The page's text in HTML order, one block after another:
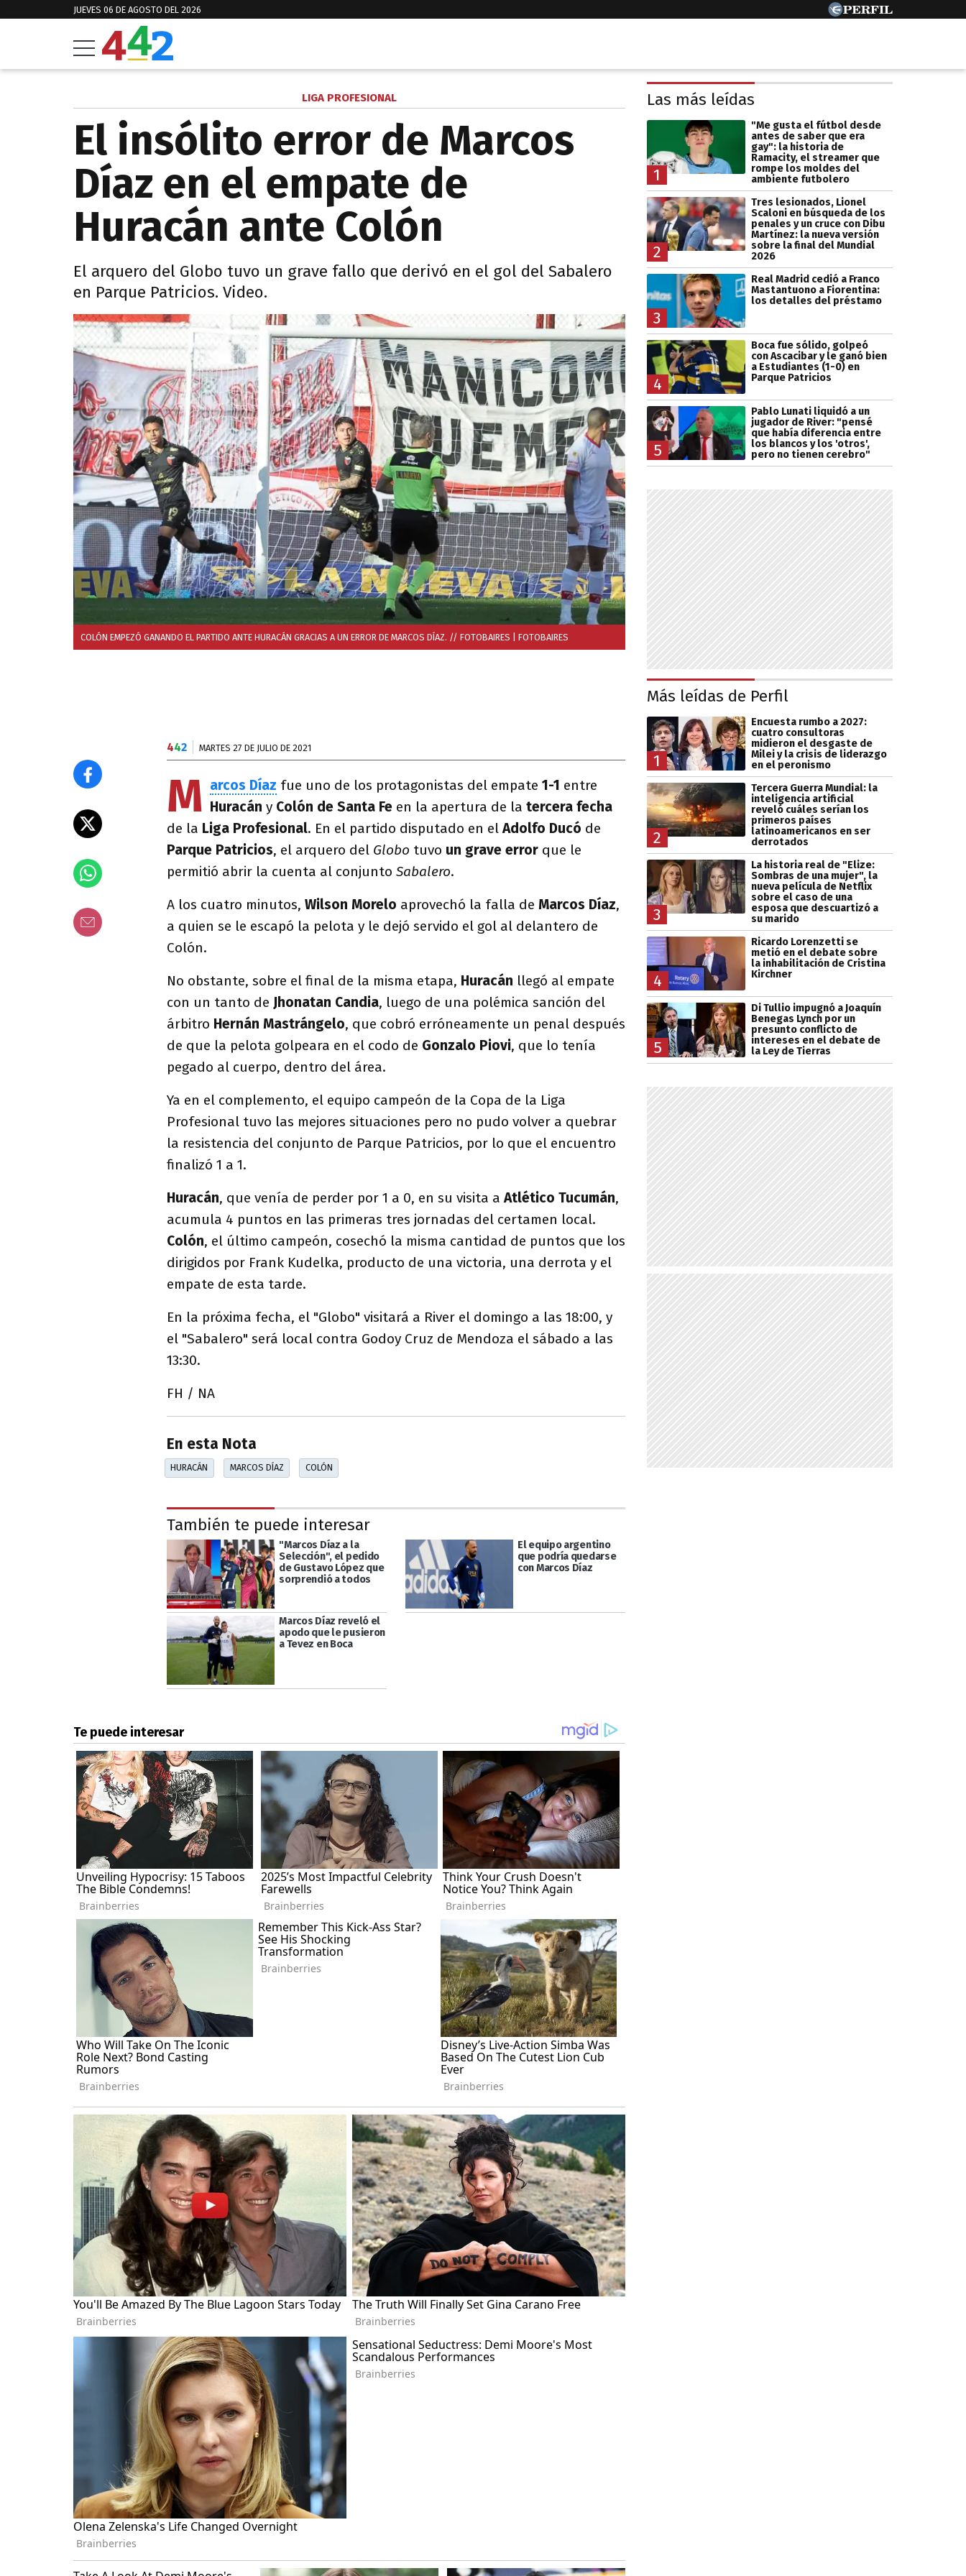
JUEVES 06 DE AGOSTO DEL 2026
LIGA PROFESIONAL
El insólito error de Marcos
Díaz en el empate de
Huracán ante Colón
El arquero del Globo tuvo un grave fallo que derivó en el gol del Sabalero
en Parque Patricios. Video.
COLÓN EMPEZÓ GANANDO EL PARTIDO ANTE HURACÁN GRACIAS A UN ERROR DE MARCOS DÍAZ. // FOTOBAIRES | FOTOBAIRES
442 MARTES 27 DE JULIO DE 2021
M arcos Díaz fue uno de los protagonistas del empate 1-1 entre
Huracán y Colón de Santa Fe en la apertura de la tercera fecha
de la Liga Profesional. En el partido disputado en elAdolfo Ducó de
Parque Patricios, el arquero del Globo tuvo un grave error que le
permitió abrir la cuenta al conjunto Sabalero.
A los cuatro minutos, Wilson Morelo aprovechó la falla de Marcos Díaz,
a quien se le escapó la pelota y le dejó servido el gol al delantero de
Colón.
No obstante, sobre el final de la misma etapa, Huracán llegó al empate
con un tanto de Jhonatan Candia, luego de una polémica sanción del
árbitro Hernán Mastrángelo, que cobró erróneamente un penal después
de que la pelota golpeara en el codo de Gonzalo Piovi, que lo tenía
pegado al cuerpo, dentro del área.
Ya en el complemento, el equipo campeón de la Copa de la Liga
Profesional tuvo las mejores situaciones pero no pudo volver a quebrar
la resistencia del conjunto de Parque Patricios, por lo que el encuentro
finalizó 1 a 1.
Huracán, que venía de perder por 1 a 0, en su visita aAtlético Tucumán,
acumula 4 puntos en las primeras tres jornadas del certamen local.
Colón, el último campeón, cosechó la misma cantidad de puntos que los
dirigidos por Frank Kudelka, producto de una victoria, una derrota y el
empate de esta tarde.
En la próxima fecha, el "Globo" visitará a River el domingo a las 18:00, y
el "Sabalero" será local contra Godoy Cruz de Mendoza el sábado a las
13:30.
FH / NA
En esta Nota
HURACÁN MARCOS DÍAZ COLÓN
También te puede interesar
"Marcos Díaz a la
Selección", el pedido
de Gustavo López que
sorprendió a todos
El equipo argentino
que podría quedarse
con Marcos Díaz
Marcos Díaz reveló el
apodo que le pusieron
a Tevez en Boca
Las más leídas
1
"Me gusta el fútbol desde
antes de saber que era
gay": la historia de
Ramacity, el streamer que
rompe los moldes del
ambiente futbolero
2
Tres lesionados, Lionel
Scaloni en búsqueda de los
penales y un cruce con Dibu
Martínez: la nueva versión
sobre la final del Mundial
2026
3
Real Madrid cedió a Franco
Mastantuono a Fiorentina:
los detalles del préstamo
4
Boca fue sólido, golpeó
con Ascacibar y le ganó bien
a Estudiantes (1-0) en
Parque Patricios
5
Pablo Lunati liquidó a un
jugador de River: "pensé
que había diferencia entre
los blancos y los 'otros',
pero no tienen cerebro"
Más leídas de Perfil
1
Encuesta rumbo a 2027:
cuatro consultoras
midieron el desgaste de
Milei y la crisis de liderazgo
en el peronismo
2
Tercera Guerra Mundial: la
inteligencia artificial
reveló cuáles serían los
primeros países
latinoamericanos en ser
derrotados
3
La historia real de "Elize:
Sombras de una mujer", la
nueva película de Netflix
sobre el caso de una
esposa que descuartizó a
su marido
4
Ricardo Lorenzetti se
metió en el debate sobre
la inhabilitación de Cristina
Kirchner
5
Di Tullio impugnó a Joaquín
Benegas Lynch por un
presunto conflicto de
intereses en el debate de
la Ley de Tierras